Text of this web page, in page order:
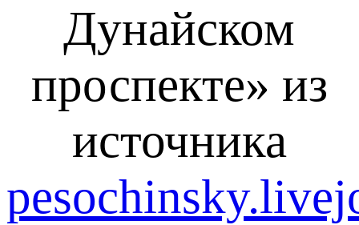
Дунайском
проспекте» из
источника